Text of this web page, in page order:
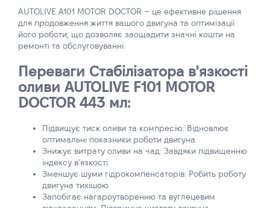
AUTOLIVE A101 MOTOR DOCTOR – це ефективне рішення
для продовження життя вашого двигуна та оптимізації
його роботи, що дозволяє заощадити значні кошти на
ремонті та обслуговуванні.
Переваги Стабілізатора в'язкості
оливи AUTOLIVE F101 MOTOR
DOCTOR 443 мл:
Підвищує тиск оливи та компресію: Відновлює
оптимальні показники роботи двигуна.
Знижує витрату оливи на чад: Завдяки підвищенню
індексу в'язкості.
Зменшує шуми гідрокомпенсаторів: Робить роботу
двигуна тихішою.
Запобігає нагароутворенню та вуглецевим